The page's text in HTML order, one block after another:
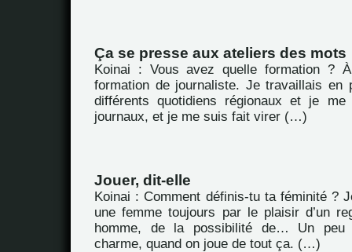
Ça se presse aux ateliers des mots
Koinai : Vous avez quelle formation ?
formation de journaliste. Je travaillais en
différents quotidiens régionaux et je
journaux, et je me suis fait virer (…)
Jouer, dit-elle
Koinai : Comment définis-tu ta féminité ?
une femme toujours par le plaisir d’un
homme, de la possibilité de… Un peu
charme, quand on joue de tout ça. (…)